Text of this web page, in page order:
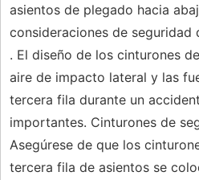
asientos de plegado hacia
consideraciones de seguridad
. El diseño de los cinturones
aire de impacto lateral y las
tercera fila durante un
importantes. Cinturones de
Asegúrese de que los
tercera fila de asientos se